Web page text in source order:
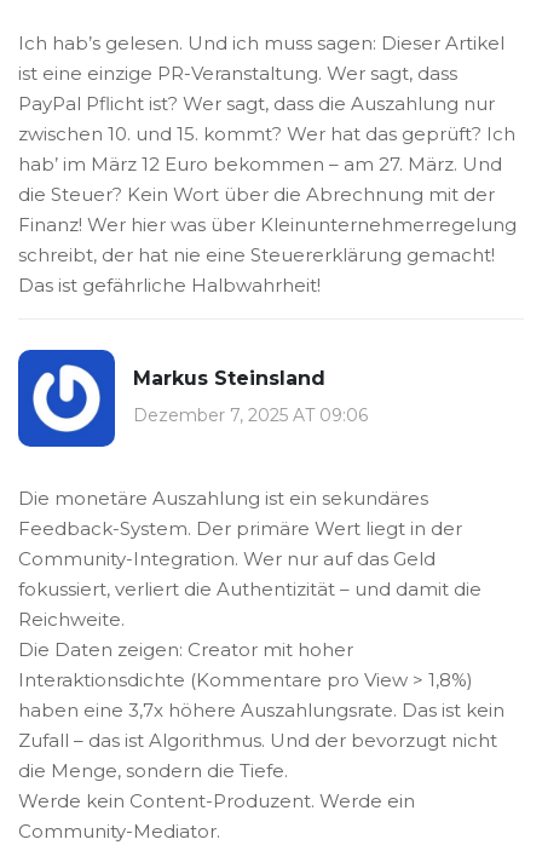
Ich hab’s gelesen. Und ich muss sagen: Dieser Artikel
ist eine einzige PR-Veranstaltung. Wer sagt, dass
PayPal Pflicht ist? Wer sagt, dass die Auszahlung nur
zwischen 10. und 15. kommt? Wer hat das geprüft? Ich
hab’ im März 12 Euro bekommen – am 27. März. Und
die Steuer? Kein Wort über die Abrechnung mit der
Finanz! Wer hier was über Kleinunternehmerregelung
schreibt, der hat nie eine Steuererklärung gemacht!
Das ist gefährliche Halbwahrheit!
Markus Steinsland
Dezember 7, 2025 AT 09:06
Die monetäre Auszahlung ist ein sekundäres
Feedback-System. Der primäre Wert liegt in der
Community-Integration. Wer nur auf das Geld
fokussiert, verliert die Authentizität – und damit die
Reichweite.
Die Daten zeigen: Creator mit hoher
Interaktionsdichte (Kommentare pro View > 1,8%)
haben eine 3,7x höhere Auszahlungsrate. Das ist kein
Zufall – das ist Algorithmus. Und der bevorzugt nicht
die Menge, sondern die Tiefe.
Werde kein Content-Produzent. Werde ein
Community-Mediator.